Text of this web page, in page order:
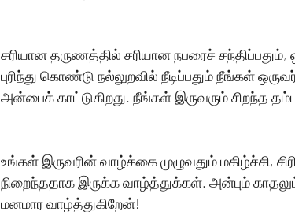
சரியான தருணத்தில் சரியான நபரைச்
புரிந்து கொண்டு நல்லுறவில் நீடிப்பதும் நீங்கள்
அன்பைக் காட்டுகிறது. நீங்கள் இருவரும் சிறந்த
உங்கள் இருவரின் வாழ்க்கை முழுவதும் மகிழ்ச்சி,
நிறைந்ததாக இருக்க வாழ்த்துக்கள். அன்பும்
மனமார வாழ்த்துகிறேன்!